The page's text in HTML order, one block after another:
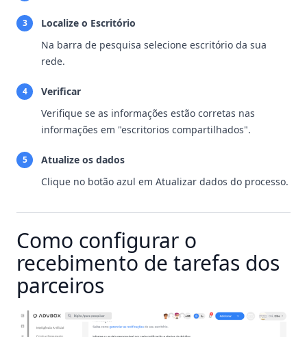
3
Localize o Escritório
Na barra de pesquisa selecione escritório da sua
rede.
4
Verificar
Verifique se as informações estão corretas nas
informações em "escritorios compartilhados".
5
Atualize os dados
Clique no botão azul em Atualizar dados do processo.
Como configurar o
recebimento de tarefas dos
parceiros